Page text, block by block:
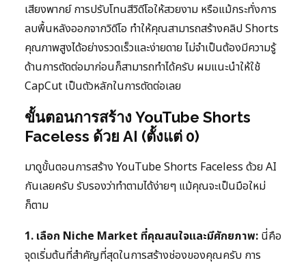
เสียงพากย์ การปรับโทนสีวิดีโอให้สวยงาม หรือแม้กระทั่งการ
ลบพื้นหลังออกจากวิดีโอ ทำให้คุณสามารถสร้างคลิป Shorts
คุณภาพสูงได้อย่างรวดเร็วและง่ายดาย ไม่จำเป็นต้องมีความรู้
ด้านการตัดต่อมาก่อนก็สามารถทำได้ครับ ผมแนะนำให้ใช้
CapCut เป็นตัวหลักในการตัดต่อเลย
ขั้นตอนการสร้าง YouTube Shorts
Faceless ด้วย AI (ตั้งแต่ 0)
มาดูขั้นตอนการสร้าง YouTube Shorts Faceless ด้วย AI
กันเลยครับ รับรองว่าทำตามได้ง่ายๆ แม้คุณจะเป็นมือใหม่
ก็ตาม
1. เลือก Niche Market ที่คุณสนใจและมีศักยภาพ: นี่คือ
จุดเริ่มต้นที่สำคัญที่สุดในการสร้างช่องของคุณครับ การ